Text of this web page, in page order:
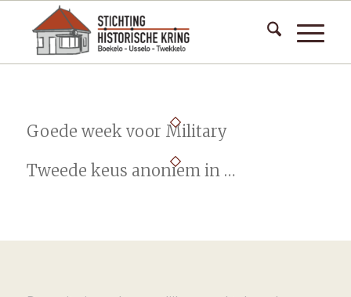
Goede week voor Military
Tweede keus anoniem in …